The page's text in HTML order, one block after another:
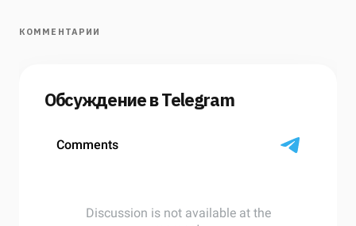
КОММЕНТАРИИ
Обсуждение в Telegram